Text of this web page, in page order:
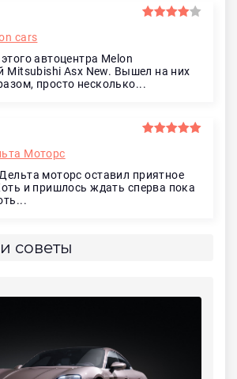
cars
автоцентра Melon
Mitsubishi Asx New. Вышел на них
просто несколько...
Моторс
моторс оставил приятное
и пришлось ждать сперва пока
советы